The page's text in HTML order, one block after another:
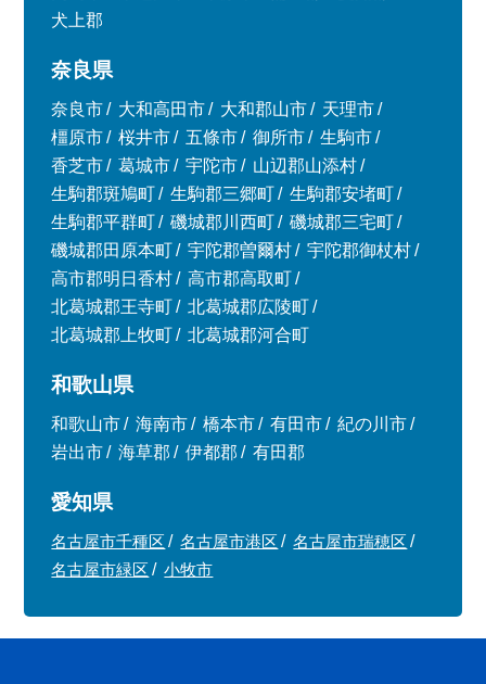
犬上郡
奈良県
奈良市 大和高田市 大和郡山市
天理市
橿原市
桜井市 五條市 御所市
生駒市
香芝市
葛城市 宇陀市
山辺郡山添村
生駒郡斑鳩町
生駒郡三郷町
生駒郡安堵町
生駒郡平群町
磯城郡川西町
磯城郡三宅町
磯城郡田原本町
宇陀郡曽爾村
宇陀郡御杖村
高市郡明日香村
高市郡高取町
北葛城郡王寺町
北葛城郡広陵町
北葛城郡上牧町
北葛城郡河合町
和歌山県
和歌山市 海南市 橋本市 有田市
紀の川市
岩出市
海草郡 伊都郡 有田郡
愛知県
名古屋市千種区 名古屋市港区
名古屋市瑞穂区
名古屋市緑区
小牧市